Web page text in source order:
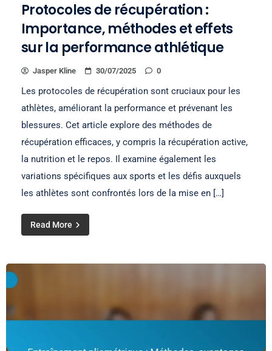
Protocoles de récupération :
Importance, méthodes et effets
sur la performance athlétique
Jasper Kline 30/07/2025 0
Les protocoles de récupération sont cruciaux pour les
athlètes, améliorant la performance et prévenant les
blessures. Cet article explore des méthodes de
récupération efficaces, y compris la récupération active,
la nutrition et le repos. Il examine également les
variations spécifiques aux sports et les défis auxquels
les athlètes sont confrontés lors de la mise en […]
Read More